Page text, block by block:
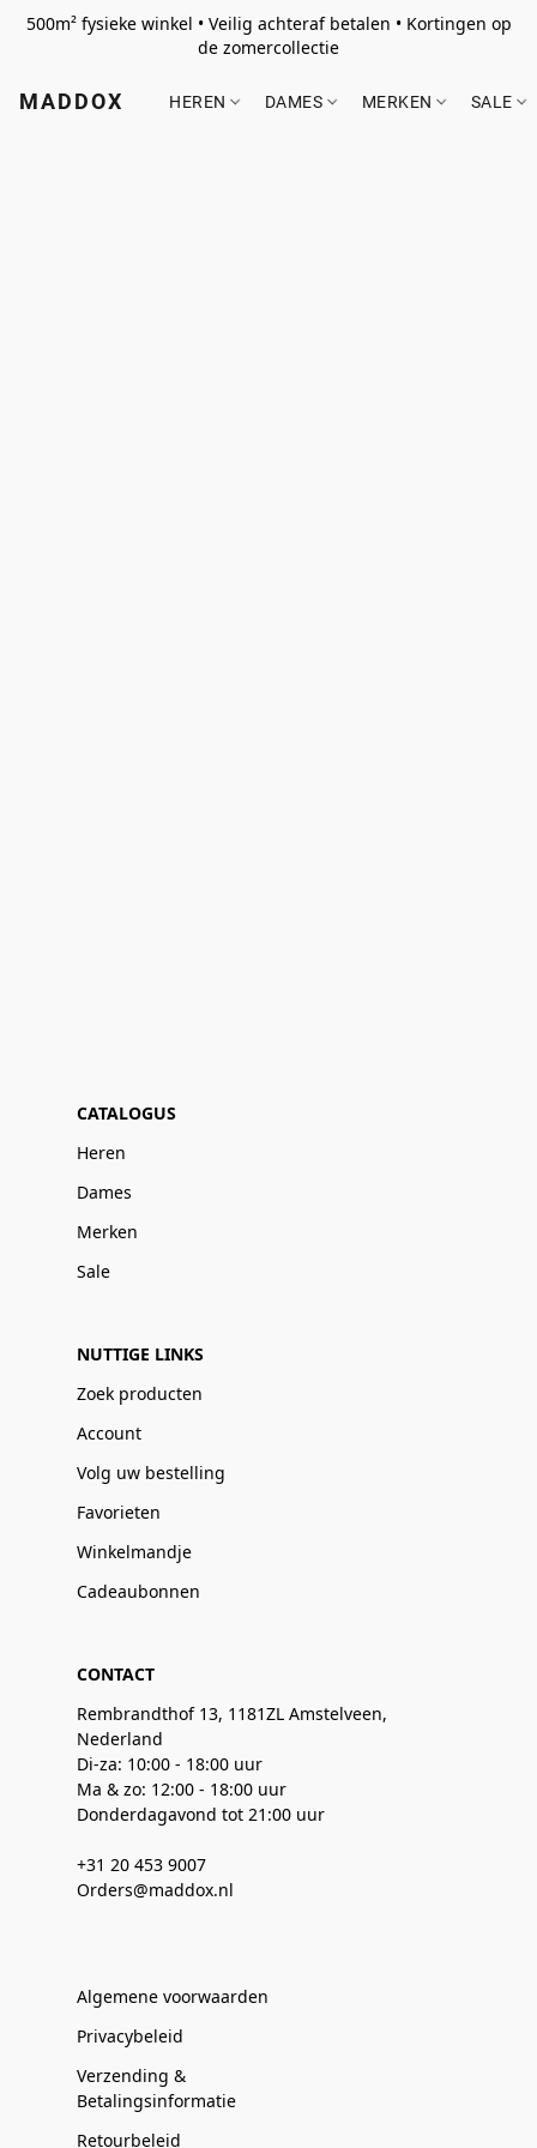
500m² fysieke winkel • Veilig achteraf betalen • Kortingen op
de zomercollectie
MADDOX HEREN DAMES MERKEN SALE
CATALOGUS
Heren
Dames
Merken
Sale
NUTTIGE LINKS
Zoek producten
Account
Volg uw bestelling
Favorieten
Winkelmandje
Cadeaubonnen
CONTACT
Rembrandthof 13, 1181ZL Amstelveen,
Nederland
Di-za: 10:00 - 18:00 uur
Ma & zo: 12:00 - 18:00 uur
Donderdagavond tot 21:00 uur
+31 20 453 9007
Orders@maddox.nl
Algemene voorwaarden
Privacybeleid
Verzending &
Betalingsinformatie
Retourbeleid